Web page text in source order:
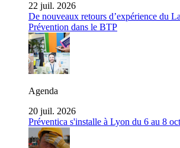
22 juil. 2026
De nouveaux retours d’expérience du
Prévention dans le BTP
Agenda
20 juil. 2026
Préventica s'installe à Lyon du 6 au 8